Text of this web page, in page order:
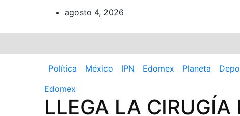
contenido
agosto 4, 2026
Política México IPN Edomex Planeta
Edomex
LLEGA LA CIRUGÍA